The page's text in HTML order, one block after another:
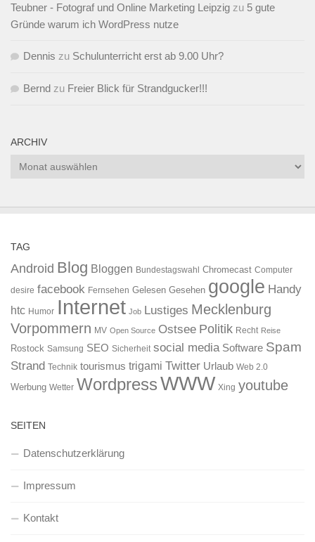
Teubner - Fotograf und Online Marketing Leipzig zu 5 gute
Gründe warum ich WordPress nutze
Dennis zu Schulunterricht erst ab 9.00 Uhr?
Bernd zu Freier Blick für Strandgucker!!!
ARCHIV
Archiv
TAG
Android Blog Bloggen Bundestagswahl Chromecast Computer
desire facebook Fernsehen Gelesen Gesehen google Handy
htc Humor Internet Job Lustiges Mecklenburg
Vorpommern MV Open Source Ostsee Politik Recht Reise
Rostock Samsung SEO Sicherheit social media Software Spam
Strand Technik tourismus trigami Twitter Urlaub Web 2.0
Werbung Wetter WordpressWWW Xing youtube
SEITEN
Datenschutzerklärung
Impressum
Kontakt